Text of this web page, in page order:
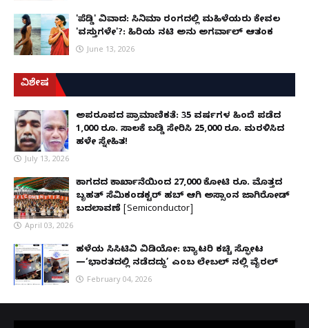
'ಪೆಡ್ಡಿ' ವಿವಾದ: ಸಿನಿಮಾ ರಂಗದಲ್ಲಿ ಮಹಿಳೆಯರು ಕೇವಲ
'ವಸ್ತುಗಳೇ'?: ಹಿರಿಯ ನಟಿ ಅನು ಅಗರ್ವಾಲ್ ಆತಂಕ
June 13, 2026
ವಿಶೇಷ
ಅಪರೂಪದ ಪ್ರಾಮಾಣಿಕತೆ: 35 ವರ್ಷಗಳ ಹಿಂದೆ ಪಡೆದ
1,000 ರೂ. ಸಾಲಕ್ಕೆ ಬಡ್ಡಿ ಸೇರಿಸಿ 25,000 ರೂ. ಮರಳಿಸಿದ
ಹಳೇ ಸ್ನೇಹಿತ!
July 13, 2026
ಕಾಗದದ ಕಾರ್ಖಾನೆಯಿಂದ 27,000 ಕೋಟಿ ರೂ. ಮೊತ್ತದ
ಬೃಹತ್ ಸೆಮಿಕಂಡಕ್ಟರ್ ಹಬ್ ಆಗಿ ಅಸ್ಸಾಂನ ಜಾಗಿರೋಡ್
ಬದಲಾವಣೆ [Semiconductor]
April 03, 2026
ಹಳೆಯ ಸಿಸಿಟಿವಿ ವಿಡಿಯೋ: ಬ್ಯಾಟರಿ ಕಚ್ಚಿ ಸ್ಫೋಟ
—‘ಭಾರತದಲ್ಲಿ ನಡೆದದ್ದು’ ಎಂಬ ಲೇಬಲ್ ನಲ್ಲಿ ವೈರಲ್
February 04, 2026